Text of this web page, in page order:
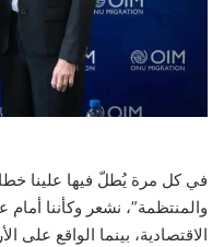
في كل مرة يُطلّ فيها علينا
والمنتظمة”، نشعر وكأننا أمام
الاقتصادية، بينما الواقع على